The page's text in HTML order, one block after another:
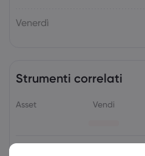
Venerdì
Strumenti correlati
Asset Vendi